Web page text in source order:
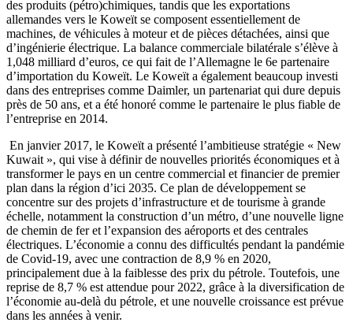
des produits (pétro)chimiques, tandis que les exportations
allemandes vers le Koweït se composent essentiellement de
machines, de véhicules à moteur et de pièces détachées, ainsi que
d’ingénierie électrique. La balance commerciale bilatérale s’élève à
1,048 milliard d’euros, ce qui fait de l’Allemagne le 6e partenaire
d’importation du Koweït. Le Koweït a également beaucoup investi
dans des entreprises comme Daimler, un partenariat qui dure depuis
près de 50 ans, et a été honoré comme le partenaire le plus fiable de
l’entreprise en 2014.
En janvier 2017, le Koweït a présenté l’ambitieuse stratégie « New
Kuwait », qui vise à définir de nouvelles priorités économiques et à
transformer le pays en un centre commercial et financier de premier
plan dans la région d’ici 2035. Ce plan de développement se
concentre sur des projets d’infrastructure et de tourisme à grande
échelle, notamment la construction d’un métro, d’une nouvelle ligne
de chemin de fer et l’expansion des aéroports et des centrales
électriques. L’économie a connu des difficultés pendant la pandémie
de Covid-19, avec une contraction de 8,9 % en 2020,
principalement due à la faiblesse des prix du pétrole. Toutefois, une
reprise de 8,7 % est attendue pour 2022, grâce à la diversification de
l’économie au-delà du pétrole, et une nouvelle croissance est prévue
dans les années à venir.